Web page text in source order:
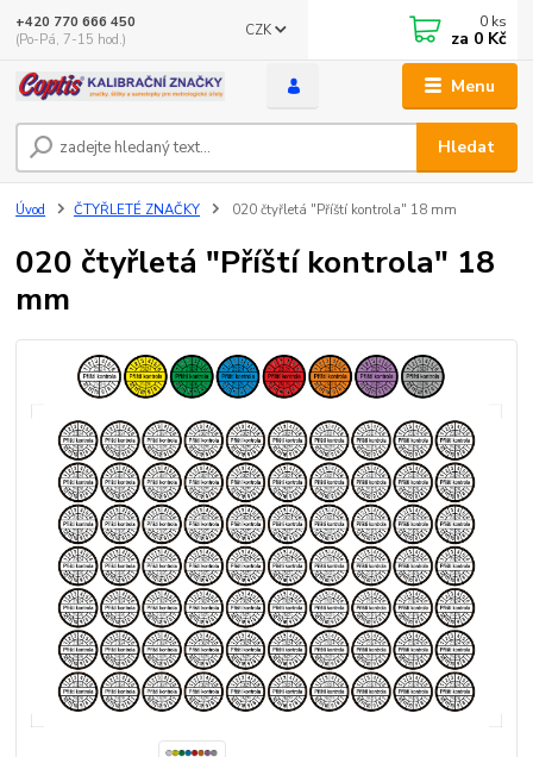
Menu
CZK
Hledat
+420 770 666 450
(Po-Pá, 7-15 hod.)
0 ks
za 0 Kč
Úvod ČTYŘLETÉ ZNAČKY 020 čtyřletá "Příští kontrola" 18 mm
020 čtyřletá "Příští kontrola" 18
mm